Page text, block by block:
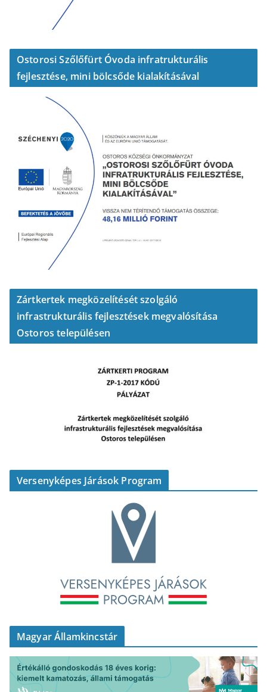
Ostorosi Szőlőfürt Óvoda infratrukturális
fejlesztése, mini bölcsőde kialakításával
Zártkertek megközelítését szolgáló
infrastrukturális fejlesztések megvalósítása
Ostoros településen
Versenyképes Járások Program
Magyar Államkincstár